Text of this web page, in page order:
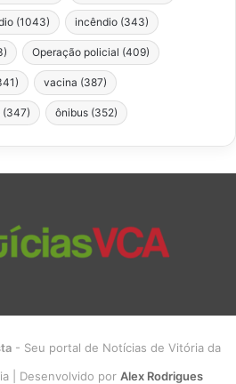
(1043) incêndio (343)
Operação policial (409)
vacina (387)
(347) ônibus (352)
- Seu portal de Notícias de Vitória da
| Desenvolvido por Alex Rodrigues